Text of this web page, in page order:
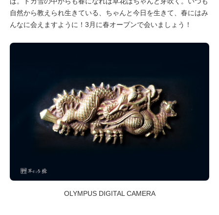
自然から教えられ生きている、ちゃんと今日を生きて、春にはみ
んなに会えますように！3月に春オープンで会いましょう！
OLYMPUS DIGITAL CAMERA